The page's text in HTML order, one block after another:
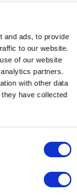
and ads, to provide
to our website.
of our website
partners.
with other data
have collected
& Arne
für New